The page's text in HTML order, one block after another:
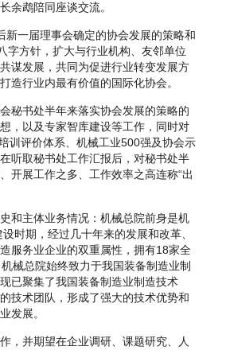
余鹉陪同座谈交流。
一届理事会确定的协会发展的策略和
字方针，扩大与行业机构、友邻单位
谋发展，共同为促进行业转变发展方
造行业内最有价值的国际化协会。
书处半年来落实协会发展的策略的
，以及专家智库建设等工作，同时对
训评价体系、机械工业500强及协会示
听取秘书处工作汇报后，对秘书处半
开展工作之多、工作效率之高连称“出
主体业务情况：机械总院前身是机
时期，经过几十年来的发展和改革、
服务业企业的双重属性，拥有18家全
械总院始终致力于我国装备制造业制
已聚集了我国装备制造业制造技术
技术团队，形成了强大的技术优势和
发展。
并期望在企业调研、课题研究、人